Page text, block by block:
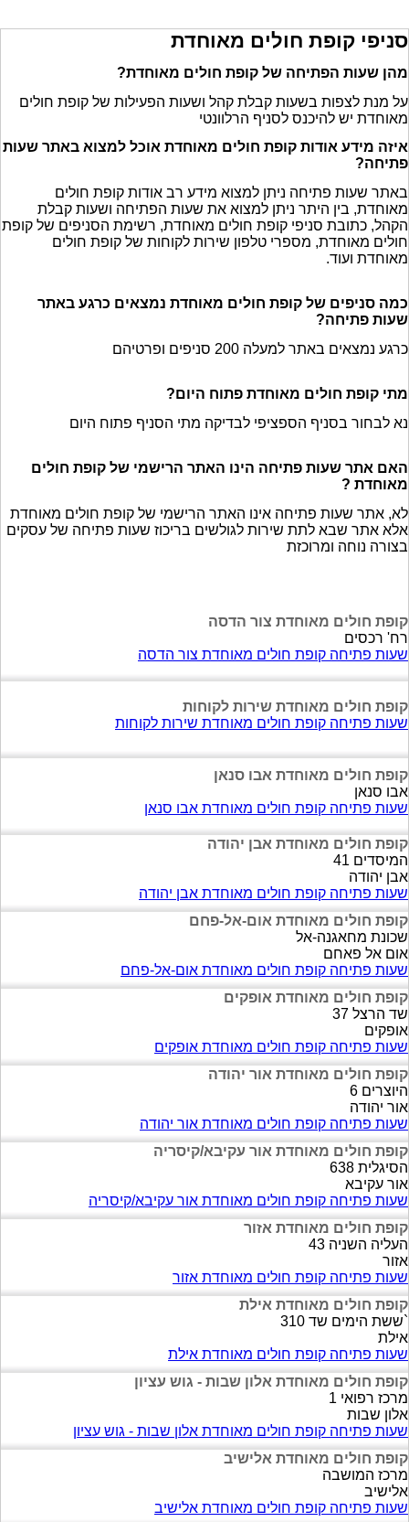
סניפי קופת חולים מאוחדת
מהן שעות הפתיחה של קופת חולים מאוחדת?
על מנת לצפות בשעות קבלת קהל ושעות הפעילות של קופת חולים
מאוחדת יש להיכנס לסניף הרלוונטי
איזה מידע אודות קופת חולים מאוחדת אוכל למצוא באתר שעות
פתיחה?
באתר שעות פתיחה ניתן למצוא מידע רב אודות קופת חולים
מאוחדת, בין היתר ניתן למצוא את שעות הפתיחה ושעות קבלת
הקהל, כתובת סניפי קופת חולים מאוחדת, רשימת הסניפים של קופת
חולים מאוחדת, מספרי טלפון שירות לקוחות של קופת חולים
מאוחדת ועוד.
כמה סניפים של קופת חולים מאוחדת נמצאים כרגע באתר
שעות פתיחה?
כרגע נמצאים באתר למעלה 200 סניפים ופרטיהם
מתי קופת חולים מאוחדת פתוח היום?
נא לבחור בסניף הספציפי לבדיקה מתי הסניף פתוח היום
האם אתר שעות פתיחה הינו האתר הרישמי של קופת חולים
מאוחדת ?
לא, אתר שעות פתיחה אינו האתר הרישמי של קופת חולים מאוחדת
אלא אתר שבא לתת שירות לגולשים בריכוז שעות פתיחה של עסקים
בצורה נוחה ומרוכזת
קופת חולים מאוחדת צור הדסה
רח' רכסים
שעות פתיחה קופת חולים מאוחדת צור הדסה
קופת חולים מאוחדת שירות לקוחות
שעות פתיחה קופת חולים מאוחדת שירות לקוחות
קופת חולים מאוחדת אבו סנאן
אבו סנאן
שעות פתיחה קופת חולים מאוחדת אבו סנאן
קופת חולים מאוחדת אבן יהודה
המיסדים 41
אבן יהודה
שעות פתיחה קופת חולים מאוחדת אבן יהודה
קופת חולים מאוחדת אום-אל-פחם
שכונת מחאגנה-אל
אום אל פאחם
שעות פתיחה קופת חולים מאוחדת אום-אל-פחם
קופת חולים מאוחדת אופקים
שד הרצל 37
אופקים
שעות פתיחה קופת חולים מאוחדת אופקים
קופת חולים מאוחדת אור יהודה
היוצרים 6
אור יהודה
שעות פתיחה קופת חולים מאוחדת אור יהודה
קופת חולים מאוחדת אור עקיבא/קיסריה
הסיגלית 638
אור עקיבא
שעות פתיחה קופת חולים מאוחדת אור עקיבא/קיסריה
קופת חולים מאוחדת אזור
העליה השניה 43
אזור
שעות פתיחה קופת חולים מאוחדת אזור
קופת חולים מאוחדת אילת
`ששת הימים שד 310
אילת
שעות פתיחה קופת חולים מאוחדת אילת
קופת חולים מאוחדת אלון שבות - גוש עציון
מרכז רפואי 1
אלון שבות
שעות פתיחה קופת חולים מאוחדת אלון שבות - גוש עציון
קופת חולים מאוחדת אלישיב
מרכז המושבה
אלישיב
שעות פתיחה קופת חולים מאוחדת אלישיב